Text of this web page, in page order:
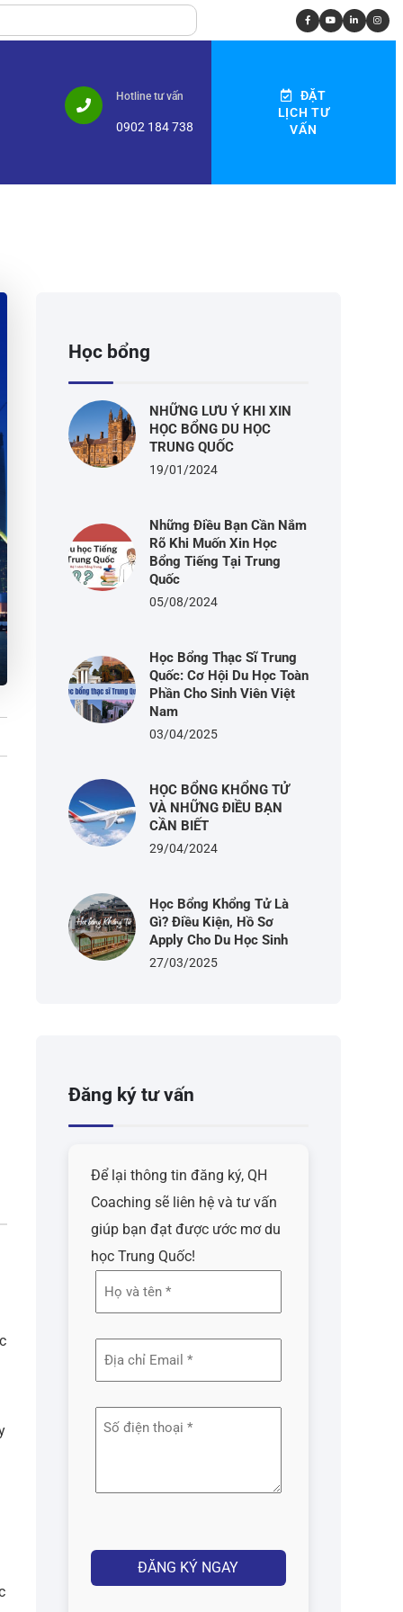
Hotline tư vấn
0902 184 738
ĐẶT
LỊCH TƯ
VẤN
Học bổng
NHỮNG LƯU Ý KHI XIN
HỌC BỔNG DU HỌC
TRUNG QUỐC
19/01/2024
Những Điều Bạn Cần Nắm
Rõ Khi Muốn Xin Học
Bổng Tiếng Tại Trung
Quốc
05/08/2024
Học Bổng Thạc Sĩ Trung
Quốc: Cơ Hội Du Học Toàn
Phần Cho Sinh Viên Việt
Nam
03/04/2025
HỌC BỔNG KHỔNG TỬ
VÀ NHỮNG ĐIỀU BẠN
CẦN BIẾT
29/04/2024
Học Bổng Khổng Tử Là
Gì? Điều Kiện, Hồ Sơ
Apply Cho Du Học Sinh
27/03/2025
Đăng ký tư vấn
Để lại thông tin đăng ký, QH
Coaching sẽ liên hệ và tư vấn
giúp bạn đạt được ước mơ du
học Trung Quốc!
Họ
và
tên
(Required)
Địa
chỉ
email
(Required)
Số